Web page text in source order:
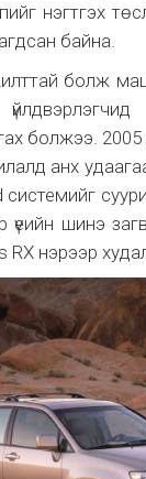
нэгтгэх
байна.
болж
болжээ.
анх удаагаа
системийг
үеийн шинэ
RX нэрээр